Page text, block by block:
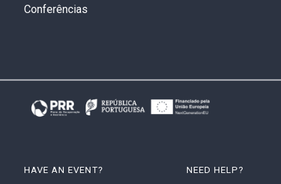
Conferências
HAVE AN EVENT? NEED HELP?